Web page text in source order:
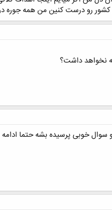
رو درست کنین من همه جوره
خوبی پرسیده بشه حتما